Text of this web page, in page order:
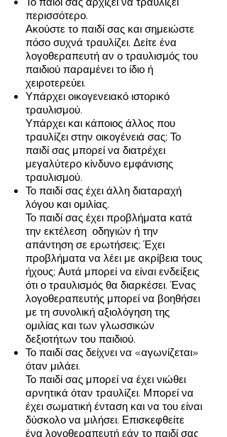
περισσότερο.
Ακούστε το παιδί σας και σημειώστε
πόσο συχνά τραυλίζει. Δείτε ένα
λογοθεραπευτή αν ο τραυλισμός του
παιδιού παραμένει το ίδιο ή
χειροτερεύει.
Υπάρχει οικογενειακό ιστορικό
τραυλισμού.
Υπάρχει και κάποιος άλλος που
τραυλίζει στην οικογένειά σας; Το
παιδί σας μπορεί να διατρέχει
μεγαλύτερο κίνδυνο εμφάνισης
τραυλισμού.
Το παιδί σας έχει άλλη διαταραχή
λόγου και ομιλίας.
Το παιδί σας έχει προβλήματα κατά
την εκτέλεση οδηγιών ή την
απάντηση σε ερωτήσεις; Έχει
προβλήματα να λέει με ακρίβεια τους
ήχους; Αυτά μπορεί να είναι ενδείξεις
ότι ο τραυλισμός θα διαρκέσει. Ένας
λογοθεραπευτής μπορεί να βοηθήσει
με τη συνολική αξιολόγηση της
ομιλίας και των γλωσσικών
δεξιοτήτων του παιδιού.
Το παιδί σας δείχνει να «αγωνίζεται»
όταν μιλάει.
Το παιδί σας μπορεί να έχει νιώθει
αρνητικά όταν τραυλίζει. Μπορεί να
έχει σωματική ένταση και να του είναι
δύσκολο να μιλήσει. Επισκεφθείτε
ένα λογοθεραπευτή εάν το παιδί σας